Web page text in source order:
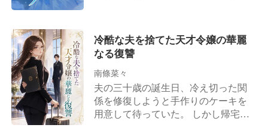
が、彼女を壊れ物のように優しく抱
きしめる。「柚、20年間ずっと君を
捜していたんだよ」 そう、彼女は孤
児などではなかった。 五十嵐家にお
ける唯一の愛娘であり、4人の兄たち
が目に入れても痛くないほど可愛が
る妹だったのだ。 しかも兄たちは
ての理性的で、美貌と才気を兼ね備
えた「森川医薬」の継承者に戻るこ
とを。 その後。 元夫である黒田玄也
は、一族郎党を引き連れて復縁を懇
願しに跪くこととなる。 しかし、森
川清緒の背後は規格外だった。実父
冷酷な夫を捨てた天才令嬢の華麗
なる復讐
南條菜々
夫の三十歳の誕生日、冷え切った関
係を修復しようと手作りのケーキを
用意して待っていた。 しかし帰宅し